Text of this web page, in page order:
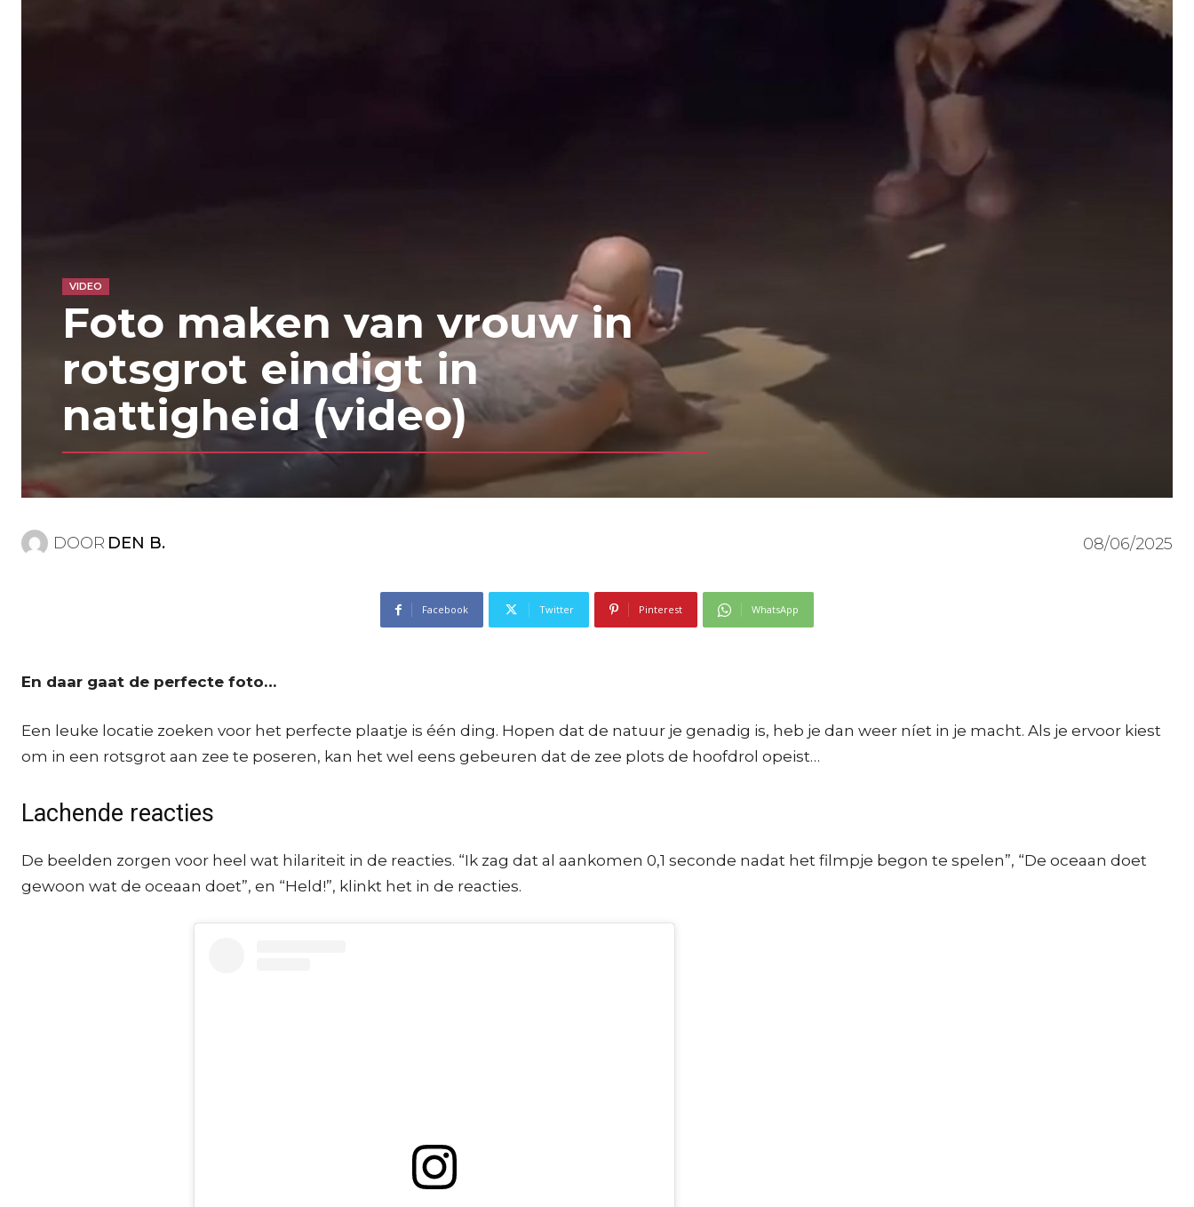
VIDEO
Foto maken van vrouw in
rotsgrot eindigt in
nattigheid (video)
DOOR DEN B. 08/06/2025
Facebook Twitter Pinterest WhatsApp
En daar gaat de perfecte foto…
Een leuke locatie zoeken voor het perfecte plaatje is één ding. Hopen dat de natuur je genadig is, heb je dan weer níet in je macht. Als je ervoor kiest
om in een rotsgrot aan zee te poseren, kan het wel eens gebeuren dat de zee plots de hoofdrol opeist…
Lachende reacties
De beelden zorgen voor heel wat hilariteit in de reacties. “Ik zag dat al aankomen 0,1 seconde nadat het filmpje begon te spelen”, “De oceaan doet
gewoon wat de oceaan doet”, en “Held!”, klinkt het in de reacties.